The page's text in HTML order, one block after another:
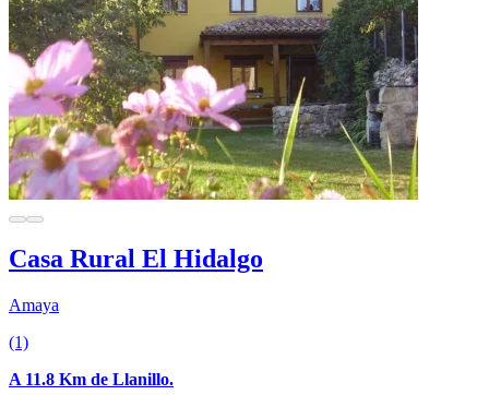
Casa Rural El Hidalgo
Amaya
(1)
A 11.8 Km de Llanillo.